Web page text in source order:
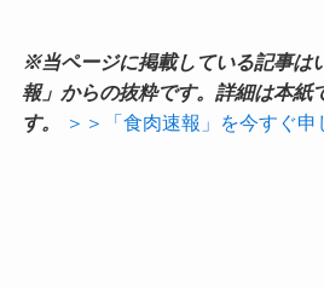
※当ページに掲載している記事は
報」からの抜粋です。詳細は本紙
す。
＞＞「食肉速報」を今すぐ申